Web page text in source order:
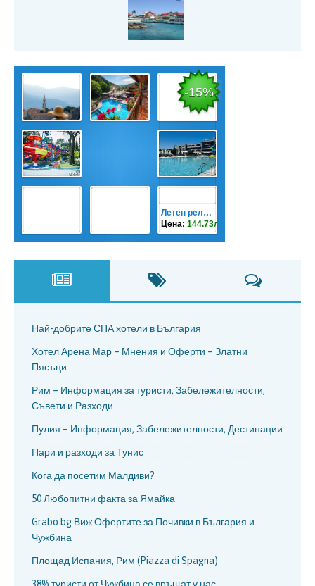
Най-добрите СПА хотели в България
Хотел Арена Мар – Мнения и Оферти – Златни
Пясъци
Рим – Информация за туристи, Забележителности,
Съвети и Разходи
Пулия – Информация, Забележителности, Дестинации
Пари и разходи за Тунис
Кога да посетим Малдиви?
50 Любопитни факта за Ямайка
Grabo.bg Виж Офертите за Почивки в България и
Чужбина
Площад Испания, Рим (Piazza di Spagna)